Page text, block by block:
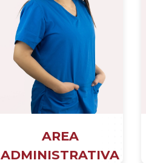
AREA
ADMINISTRATIVA